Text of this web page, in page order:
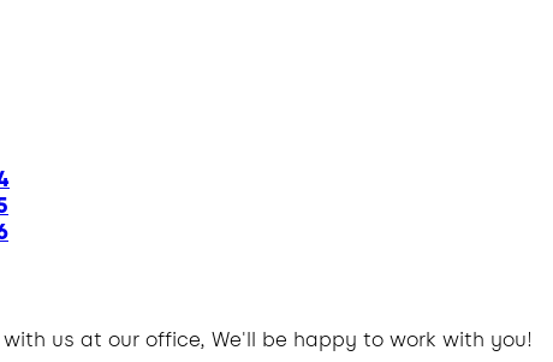
us at our office, We'll be happy to work with you!